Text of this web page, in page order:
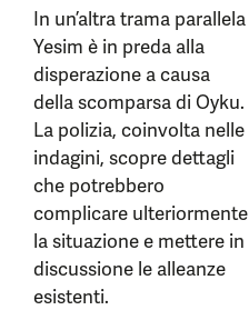
In un’altra trama parallela
Yesim è in preda alla
disperazione a causa
della scomparsa di Oyku.
La polizia, coinvolta nelle
indagini, scopre dettagli
che potrebbero
complicare ulteriormente
la situazione e mettere in
discussione le alleanze
esistenti.